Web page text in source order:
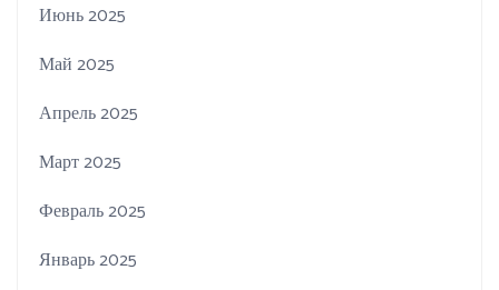
Июнь 2025
Май 2025
Апрель 2025
Март 2025
Февраль 2025
Январь 2025